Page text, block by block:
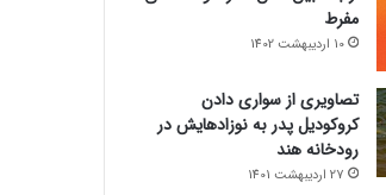
مفرط
10 اردیبهشت 1402
تصاویری از سواری دادن
کروکودیل پدر به نوزادهایش در
رودخانه هند
27 اردیبهشت 1401